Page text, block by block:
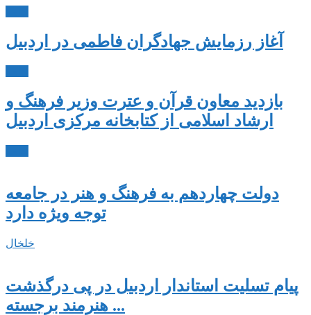
آغاز رزمایش جهادگران فاطمی در اردبیل
بازدید معاون قرآن و عترت وزیر فرهنگ و
ارشاد اسلامی از کتابخانه مرکزی اردبیل
دولت چهاردهم به فرهنگ و هنر در جامعه
توجه ویژه دارد
خلخال
پیام تسلیت استاندار اردبیل در پی درگذشت
هنرمند برجسته ...